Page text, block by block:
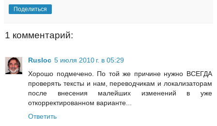
Поделиться
1 комментарий:
Rusloc 5 июля 2010 г. в 05:29
Хорошо подмечено. По той же причине нужно ВСЕГДА
проверять тексты и нам, переводчикам и локализаторам
после внесения малейших изменений в уже
откорректированном варианте...
Ответить